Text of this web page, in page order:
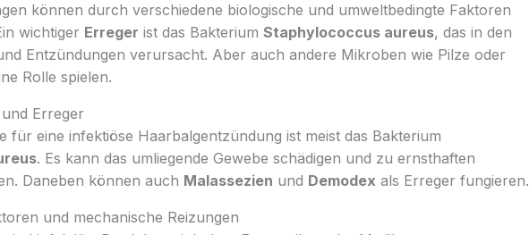
können durch verschiedene biologische und umweltbedingte Faktoren
wichtiger Erreger ist das Bakterium Staphylococcus aureus, das in den
Entzündungen verursacht. Aber auch andere Mikroben wie Pilze oder
Rolle spielen.
Erreger
für eine infektiöse Haarbalgentzündung ist meist das Bakterium
. Es kann das umliegende Gewebe schädigen und zu ernsthaften
Daneben können auch Malassezien und Demodex als Erreger fungieren.
und mechanische Reizungen